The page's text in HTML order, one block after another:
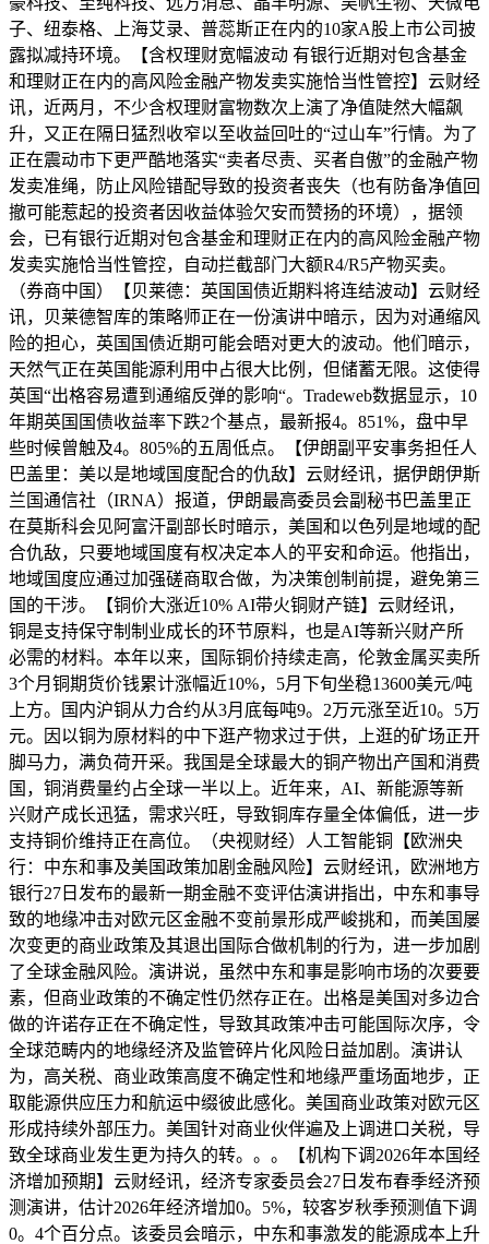
子、纽泰格、上海艾录、普蕊斯正在内的10家A股上市公司披
露拟减持环境。【含权理财宽幅波动 有银行近期对包含基金
和理财正在内的高风险金融产物发卖实施恰当性管控】云财经
讯，近两月，不少含权理财富物数次上演了净值陡然大幅飙
升，又正在隔日猛烈收窄以至收益回吐的“过山车”行情。为了
正在震动市下更严酷地落实“‌卖者尽责、买者自傲‌”的金融产物
发卖准绳，防止风险错配导致的投资者丧失（也有防备净值回
撤可能惹起的投资者因收益体验欠安而赞扬的环境），据领
会，已有银行近期对包含基金和理财正在内的高风险金融产物
发卖实施恰当性管控，自动拦截部门大额R4/R5产物买卖。
（券商中国）【贝莱德：英国国债近期料将连结波动】云财经
讯，贝莱德智库的策略师正在一份演讲中暗示，因为对通缩风
险的担心，英国国债近期可能会晤对更大的波动。他们暗示，
天然气正在英国能源利用中占很大比例，但储蓄无限。这使得
英国“出格容易遭到通缩反弹的影响“。Tradeweb数据显示，10
年期英国国债收益率下跌2个基点，最新报4。851%，盘中早
些时候曾触及4。805%的五周低点。【伊朗副平安事务担任人
巴盖里：美以是地域国度配合的仇敌】云财经讯，据伊朗伊斯
兰国通信社（IRNA）报道，伊朗最高委员会副秘书巴盖里正
在莫斯科会见阿富汗副部长时暗示，美国和以色列是地域的配
合仇敌，只要地域国度有权决定本人的平安和命运。他指出，
地域国度应通过加强磋商取合做，为决策创制前提，避免第三
国的干涉。【铜价大涨近10% AI带火铜财产链】云财经讯，
铜是支持保守制制业成长的环节原料，也是AI等新兴财产所
必需的材料。本年以来，国际铜价持续走高，伦敦金属买卖所
3个月铜期货价钱累计涨幅近10%，5月下旬坐稳13600美元/吨
上方。国内沪铜从力合约从3月底每吨9。2万元涨至近10。5万
元。因以铜为原材料的中下逛产物求过于供，上逛的矿场正开
脚马力，满负荷开采。我国是全球最大的铜产物出产国和消费
国，铜消费量约占全球一半以上。近年来，AI、新能源等新
兴财产成长迅猛，需求兴旺，导致铜库存量全体偏低，进一步
支持铜价维持正在高位。（央视财经）人工智能铜【欧洲央
行：中东和事及美国政策加剧金融风险】云财经讯，欧洲地方
银行27日发布的最新一期金融不变评估演讲指出，中东和事导
致的地缘冲击对欧元区金融不变前景形成严峻挑和，而美国屡
次变更的商业政策及其退出国际合做机制的行为，进一步加剧
了全球金融风险。演讲说，虽然中东和事是影响市场的次要要
素，但商业政策的不确定性仍然存正在。出格是美国对多边合
做的许诺存正在不确定性，导致其政策冲击可能国际次序，令
全球范畴内的地缘经济及监管碎片化风险日益加剧。演讲认
为，高关税、商业政策高度不确定性和地缘严重场面地步，正
取能源供应压力和航运中缀彼此感化。美国商业政策对欧元区
形成持续外部压力。美国针对商业伙伴遍及上调进口关税，导
致全球商业发生更为持久的转。。。【机构下调2026年本国经
济增加预期】云财经讯，经济专家委员会27日发布春季经济预
测演讲，估计2026年经济增加0。5%，较客岁秋季预测值下调
0。4个百分点。该委员会暗示，中东和事激发的能源成本上升